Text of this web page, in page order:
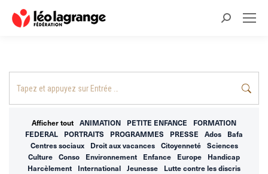
Recherche
Afficher tout ANIMATION PETITE ENFANCE
FORMATION
FEDERAL
PORTRAITS PROGRAMMES PRESSE Ados
Bafa
Centres sociaux
Droit aux vacances Citoyenneté
Sciences
Culture
Conso Environnement Enfance Europe
Handicap
Harcèlement
International Jeunesse
Lutte contre les discris